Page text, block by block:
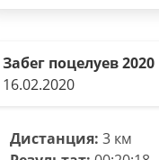
Забег поцелуев 2020
16.02.2020
Дистанция: 3 км